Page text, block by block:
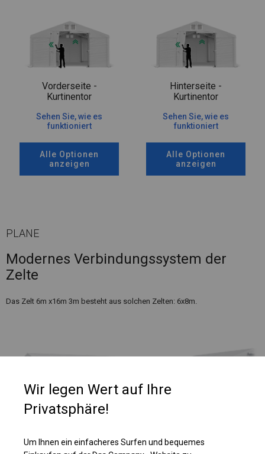
Vorderseite -
Kurtinentor
Sehen Sie, wie es
funktioniert
Alle Optionen
anzeigen
Hinterseite -
Kurtinentor
Sehen Sie, wie es
funktioniert
Alle Optionen
anzeigen
PLANE
Modernes Verbindungssystem der
Zelte
Das Zelt 6m x16m 3m besteht aus solchen Zelten: 6x8m.
Wir legen Wert auf Ihre
Privatsphäre!
Um Ihnen ein einfacheres Surfen und bequemes